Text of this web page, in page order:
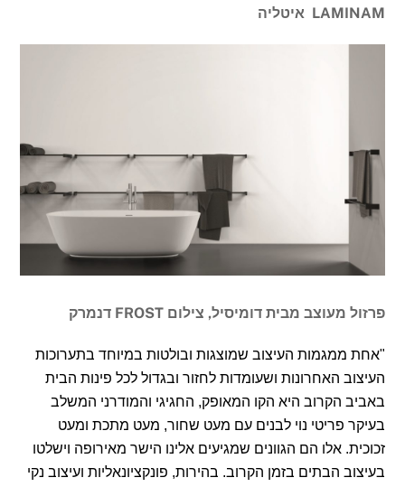
LAMINAM איטליה
פרזול מעוצב מבית דומיסיל, צילום FROST דנמרק
"אחת ממגמות העיצוב שמוצגות ובולטות במיוחד בתערוכות
העיצוב האחרונות ושעומדות לחזור ובגדול לכל פינות הבית
באביב הקרוב היא הקו המאופק, החגיגי והמודרני המשלב
בעיקר פריטי נוי לבנים עם מעט שחור, מעט מתכת ומעט
זכוכית. אלו הם הגוונים שמגיעים אלינו הישר מאירופה וישלטו
בעיצוב הבתים בזמן הקרוב. בהירות, פונקציונאליות ועיצוב נקי